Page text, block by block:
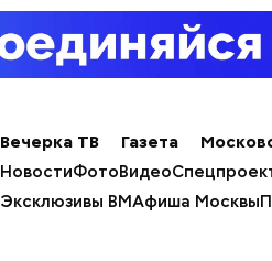
Вечерка ТВ Газета
НовостиФотоВидео
Эксклюзивы ВМАфиша Москвы